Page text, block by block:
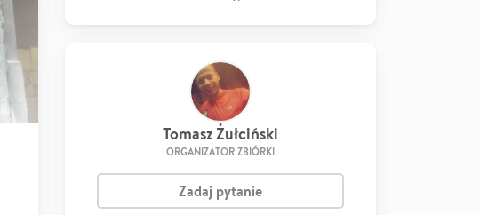
Tomasz Żułciński
ORGANIZATOR ZBIÓRKI
Zadaj pytanie